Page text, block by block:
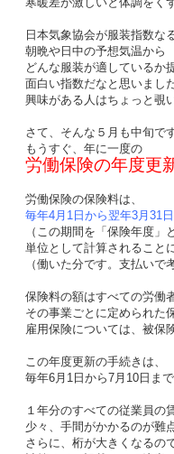
日本気象協会が服装指数な
朝晩や日中の予想気温から
どんな服装が適しているか
面白い指数だなと思いまし
興味がある人はちょっと覗
さて、そんな５月も中旬で
もうすぐ、年に一度の
労働保険の年度更
労働保険の保険料は、
毎年4月1日から翌年3月31
（この期間を「保険年度」
単位として計算されること
（働いた分です。支払いで
保険料の額はすべての労働
その事業ごとに定められた
雇用保険については、被保
この年度更新の手続きは、
毎年6月1日から7月10日ま
１年分のすべての従業員の
少々、手間がかかるのが難
さらに、桁が大きくなるので